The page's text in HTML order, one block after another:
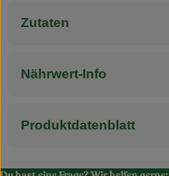
Zutaten
Nährwert-Info
Produktdatenblatt